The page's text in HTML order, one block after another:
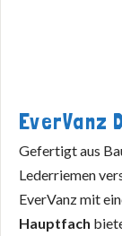
EverVanz
Gefertigt aus
Lederriemen
EverVanz mit
Hauptfach